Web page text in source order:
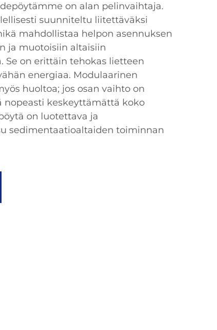
on alan pelinvaihtaja.
suunniteltu liitettäväksi
mahdollistaa helpon asennuksen
ja muotoisiin altaisiin
Se on erittäin tehokas lietteen
energiaa. Modulaarinen
huoltoa; jos osan vaihto on
nopeasti keskeyttämättä koko
on luotettava ja
sedimentaatioaltaiden toiminnan